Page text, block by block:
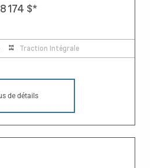
174 $*
Traction Intégrale
de détails